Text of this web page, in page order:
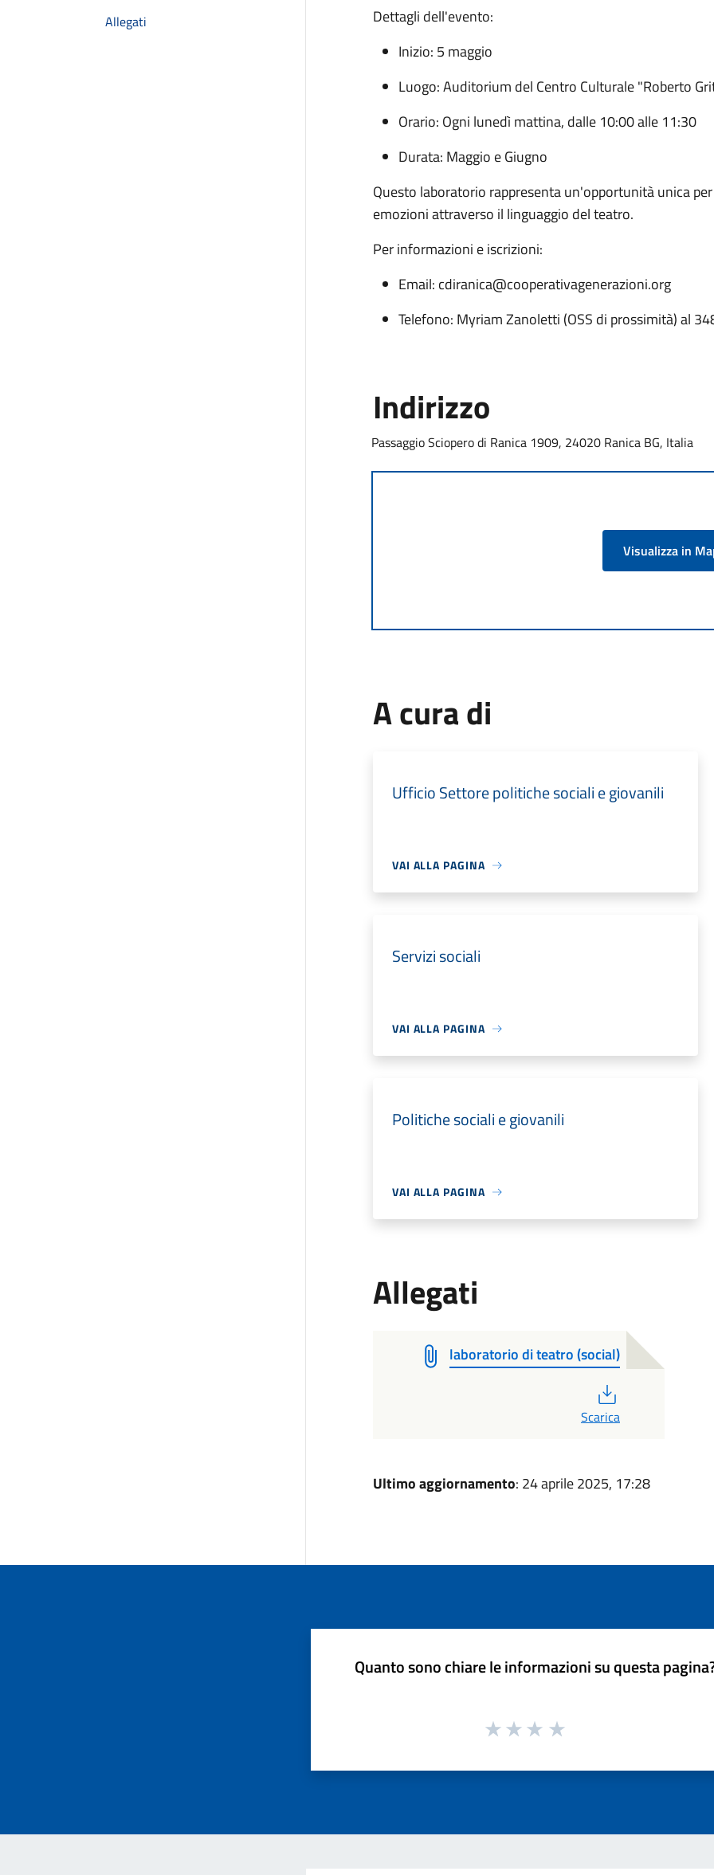
Allegati
Dettagli dell'evento:
Inizio: 5 maggio
Luogo: Auditorium del Centro Culturale "Roberto
Orario: Ogni lunedì mattina, dalle 10:00 alle 11:30
Durata: Maggio e Giugno
Questo laboratorio rappresenta un'opportunità unica
emozioni attraverso il linguaggio del teatro.
Per informazioni e iscrizioni:
Email: cdiranica@cooperativagenerazioni.org
Telefono: Myriam Zanoletti (OSS di prossimità) al
Indirizzo
Passaggio Sciopero di Ranica 1909, 24020 Ranica BG, Italia
Visualizza in
A cura di
Ufficio Settore politiche sociali e giovanili
VAI ALLA PAGINA
Servizi sociali
VAI ALLA PAGINA
Politiche sociali e giovanili
VAI ALLA PAGINA
Allegati
laboratorio di teatro (social)
Scarica
Ultimo aggiornamento: 24 aprile 2025, 17:28
Quanto sono chiare le informazioni su questa